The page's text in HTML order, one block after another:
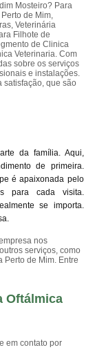
Mosteiro? Para
de Mim,
Veterinária
Filhote de
de Clinica
Veterinaria. Com
sobre os serviços
e instalações.
satisfação, que são
da família. Aqui,
de primeira.
é apaixonada pelo
para cada visita.
se importa.
nos
serviços, como
Perto de Mim. Entre
Oftálmica
em contato por